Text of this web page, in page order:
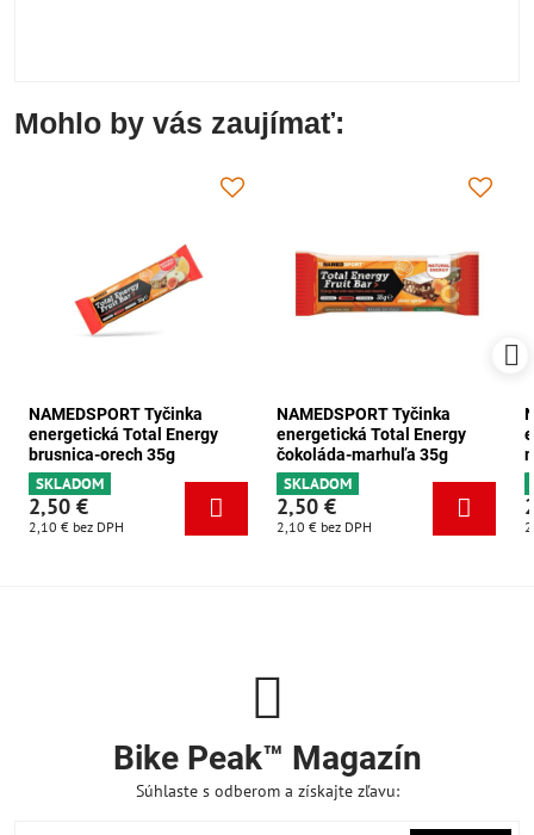
Mohlo by vás zaujímať:
NAMEDSPORT Tyčinka
energetická Total Energy
brusnica-orech 35g
SKLADOM
2,50 €
2,10 € bez DPH
NAMEDSPORT Tyčinka
energetická Total Energy
čokoláda-marhuľa 35g
SKLADOM
2,50 €
2,10 € bez DPH
Bike Peak™ Magazín
Súhlaste s odberom a získajte zľavu: